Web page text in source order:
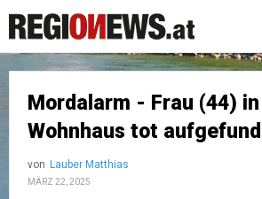
Mordalarm - Frau (44)
Wohnhaus tot
von Lauber Matthias
MÄRZ 22, 2025